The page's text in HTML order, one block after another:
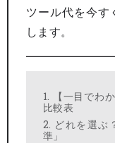
ツール代を今す
します。
1. 【一目でわ
比較表
2. どれを選ぶ
準」